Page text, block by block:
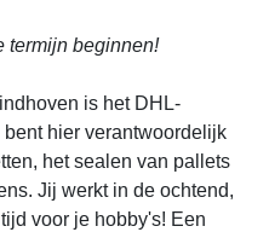
termijn beginnen!
is het DHL-
hier verantwoordelijk
het sealen van pallets
Jij werkt in de ochtend,
voor je hobby's! Een